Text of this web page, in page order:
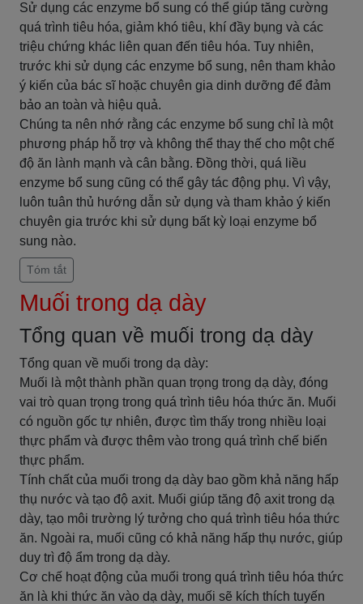
Sử dụng các enzyme bổ sung có thể giúp tăng cường
quá trình tiêu hóa, giảm khó tiêu, khí đầy bụng và các
triệu chứng khác liên quan đến tiêu hóa. Tuy nhiên,
trước khi sử dụng các enzyme bổ sung, nên tham khảo
ý kiến ​​của bác sĩ hoặc chuyên gia dinh dưỡng để đảm
bảo an toàn và hiệu quả.
Chúng ta nên nhớ rằng các enzyme bổ sung chỉ là một
phương pháp hỗ trợ và không thể thay thế cho một chế
độ ăn lành mạnh và cân bằng. Đồng thời, quá liều
enzyme bổ sung cũng có thể gây tác động phụ. Vì vậy,
luôn tuân thủ hướng dẫn sử dụng và tham khảo ý kiến ​​
chuyên gia trước khi sử dụng bất kỳ loại enzyme bổ
sung nào.
Tóm tắt
Muối trong dạ dày
Tổng quan về muối trong dạ dày
Tổng quan về muối trong dạ dày:
Muối là một thành phần quan trọng trong dạ dày, đóng
vai trò quan trọng trong quá trình tiêu hóa thức ăn. Muối
có nguồn gốc tự nhiên, được tìm thấy trong nhiều loại
thực phẩm và được thêm vào trong quá trình chế biến
thực phẩm.
Tính chất của muối trong dạ dày bao gồm khả năng hấp
thụ nước và tạo độ axit. Muối giúp tăng độ axit trong dạ
dày, tạo môi trường lý tưởng cho quá trình tiêu hóa thức
ăn. Ngoài ra, muối cũng có khả năng hấp thụ nước, giúp
duy trì độ ẩm trong dạ dày.
Cơ chế hoạt động của muối trong quá trình tiêu hóa thức
ăn là khi thức ăn vào dạ dày, muối sẽ kích thích tuyến